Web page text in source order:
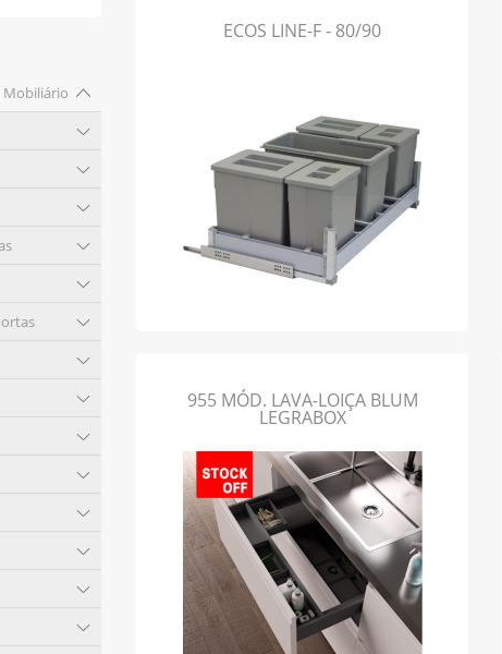
Mobiliário
ECOS LINE-F - 80/90
955 MÓD. LAVA-LOIÇA BLUM
LEGRABOX